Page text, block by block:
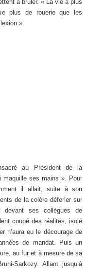
à brûler. « La vie a plus
plus de rouerie que les
».
au Président de la
maquille ses mains ». Pour
il allait, suite à son
de la colère déferler sur
devant ses collègues de
coupé des réalités, isolé
n’aura eu le décourage de
de mandat. Puis un
au fur et à mesure de sa
Sarkozy. Allant jusqu’à